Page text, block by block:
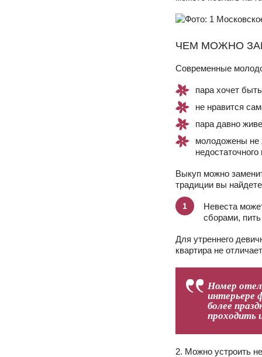
ЧЕМ МОЖНО
Современные
пара хочет
не нравится
пара давно
молодожены не
Выкуп можно
традиции вы
Невеста
сборами,
Для утреннего
квартира не
Номер
интерьере
более
проходить
2. Можно устроить